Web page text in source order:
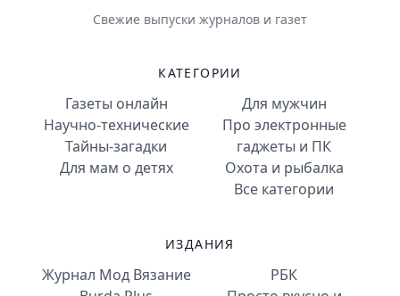
Свежие выпуски журналов и газет
КАТЕГОРИИ
Газеты онлайн
Научно-технические
Тайны-загадки
Для мам о детях
Для мужчин
Про электронные
гаджеты и ПК
Охота и рыбалка
Все категории
ИЗДАНИЯ
Журнал Мод Вязание
РБК